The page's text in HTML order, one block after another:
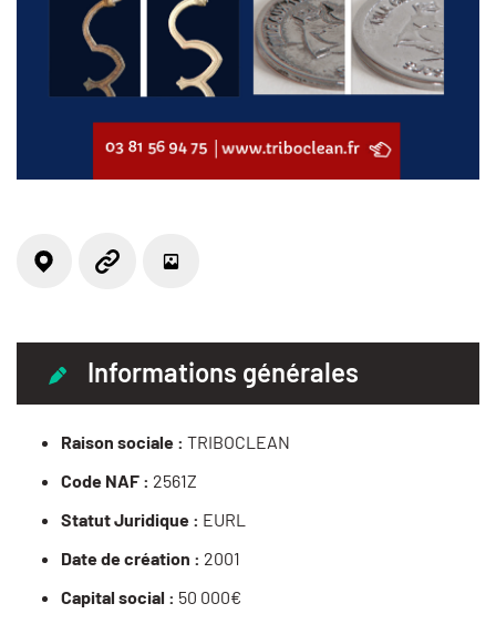
Localisation
Informations générales
Raison sociale : TRIBOCLEAN
Code NAF : 2561Z
Statut Juridique : EURL
Date de création : 2001
Capital social : 50 000€